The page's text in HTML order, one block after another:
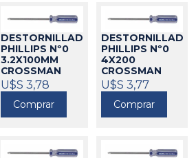
DESTORNILLADOR
PHILLIPS Nº0
3.2X100MM
CROSSMAN
550022
U$S 3,78
Comprar
PHILLIPS Nº0
4X200
CROSSMAN
550023
U$S 3,77
Comprar